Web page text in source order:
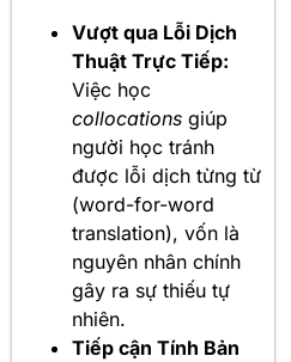
Vượt qua Lỗi Dịch
Thuật Trực Tiếp:
Việc học
collocations giúp
người học tránh
được lỗi dịch từng từ
(word-for-word
translation), vốn là
nguyên nhân chính
gây ra sự thiếu tự
nhiên.
Tiếp cận Tính Bản